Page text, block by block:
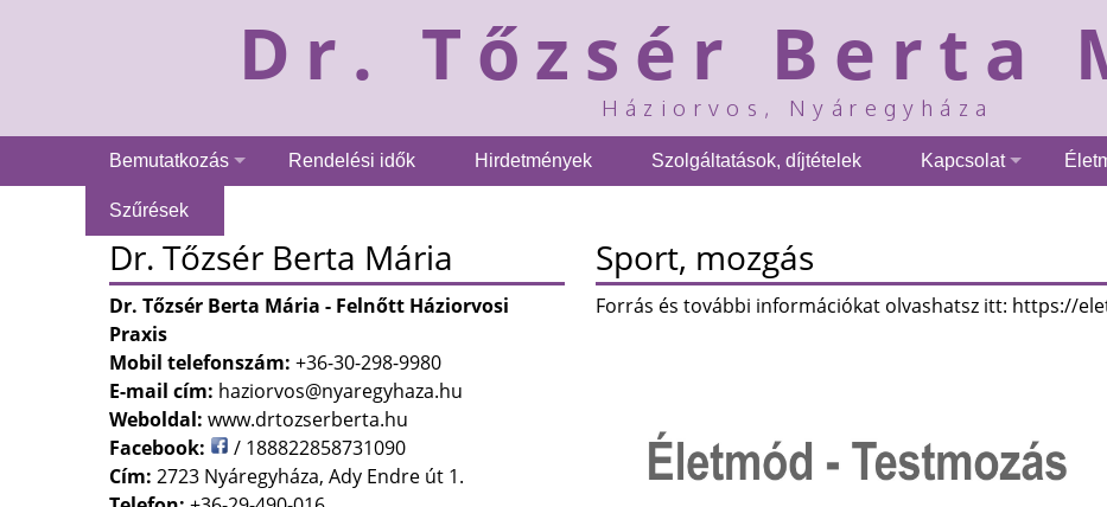
Dr. Tőzsér Berta
Háziorvos, Nyáregyháza
Bemutatkozás Rendelési idők Hirdetmények Szolgáltatások, díjtételek Kapcsolat
Szűrések
Sport, mozgás
Forrás és további információkat olvashatsz itt: https://
Dr. Tőzsér Berta Mária
Dr. Tőzsér Berta Mária - Felnőtt Háziorvosi
Praxis
Mobil telefonszám: +36-30-298-9980
E-mail cím: haziorvos@nyaregyhaza.hu
Weboldal: www.drtozserberta.hu
Facebook:
/ 188822858731090
Cím: 2723 Nyáregyháza, Ady Endre út 1.